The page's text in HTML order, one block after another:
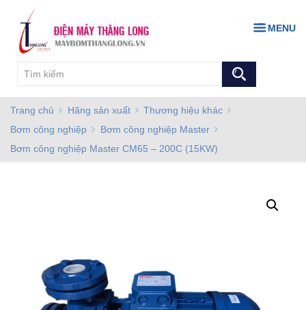
MENU
Trang chủ Hãng sản xuất
Thương hiệu khác
Bơm công nghiệp
Bơm công nghiệp Master
Bơm công nghiệp Master CM65 – 200C (15KW)